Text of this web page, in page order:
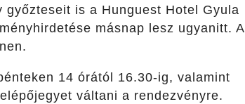
is a Hunguest Hotel Gyula
másnap lesz ugyanitt. A
14 órától 16.30-ig, valamint
váltani a rendezvényre.